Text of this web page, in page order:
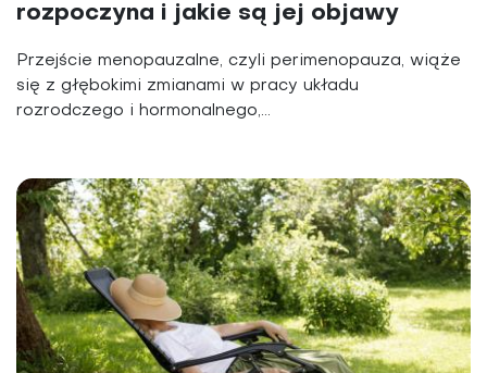
rozpoczyna i jakie są jej objawy
Przejście menopauzalne, czyli perimenopauza, wiąże
się z głębokimi zmianami w pracy układu
rozrodczego i hormonalnego,...